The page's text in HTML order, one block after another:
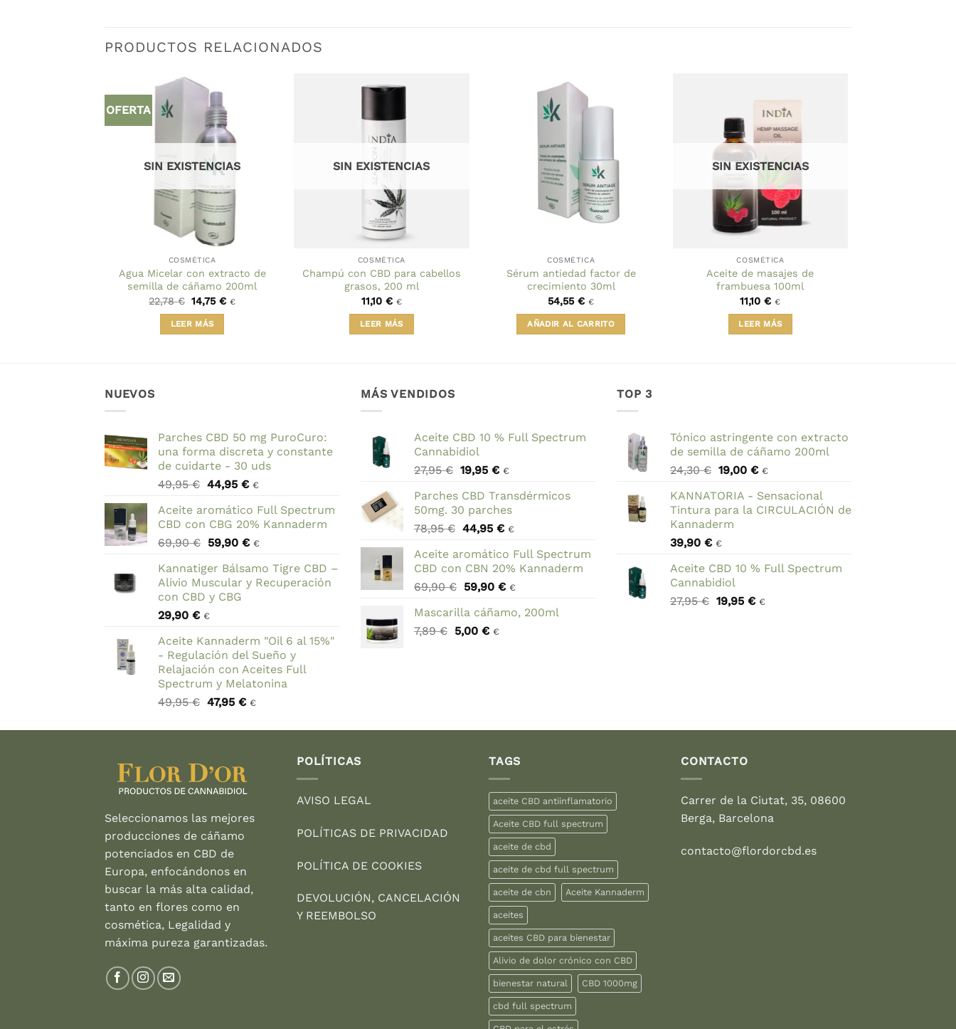
PRODUCTOS RELACIONADOS
OFERTA
SIN EXISTENCIAS
COSMÉTICA
Agua Micelar con extracto de
semilla de cáñamo 200ml
22,78€ El
original
era:
14,75€El
€
LEER MÁS
SIN EXISTENCIAS
COSMÉTICA
Champú con CBD para cabellos
grasos, 200 ml
11,10 € €
LEER MÁS
COSMÉTICA
Sérum antiedad factor de
crecimiento 30ml
54,55€ €
AÑADIR AL CARRITO
SIN EXISTENCIAS
COSMÉTICA
Aceite de masajes de
frambuesa 100ml
11,10€ €
LEER MÁS
NUEVOS
Parches CBD 50 mg PuroCuro:
una forma discreta y constante
de cuidarte - 30 uds
49,95€ El
original
era:
49,95 €.
44,95 €El
actual
es:
44,95 €.
€
Aceite aromático Full Spectrum
CBD con CBG 20% Kannaderm
69,90€ El
original
era:
69,90 €.
59,90 €El
actual
es:
€
Kannatiger Bálsamo Tigre CBD –
Alivio Muscular y Recuperación
con CBD y CBG
29,90 € €
Aceite Kannaderm "Oil 6 al 15%"
- Regulación del Sueño y
Relajación con Aceites Full
Spectrum y Melatonina
49,95€ El
original
47,95 €El
actual
€
MÁS VENDIDOS
Aceite CBD 10 % Full Spectrum
Cannabidiol
27,95€ El
original
era:
27,95 €.
19,95 €El
actual
es:
19,95 €.
€
Parches CBD Transdérmicos
50mg. 30 parches
78,95€ El
original
era:
78,95 €.
44,95 €El
actual
es:
44,95 €.
€
Aceite aromático Full Spectrum
CBD con CBN 20% Kannaderm
69,90€ El
original
era:
59,90 €El
actual
€
Mascarilla cáñamo, 200ml
7,89€ El
5,00 €El
€
TOP 3
Tónico astringente con extracto
de semilla de cáñamo 200ml
24,30€ El
original
era:
24,30 €.
19,00 €El
actual
es:
€
KANNATORIA - Sensacional
Tintura para la CIRCULACIÓN de
Kannaderm
39,90 € €
Aceite CBD 10 % Full Spectrum
Cannabidiol
27,95€ El
19,95 €El
€
Seleccionamos las mejores
producciones de cáñamo
potenciados en CBD de
Europa, enfocándonos en
buscar la más alta calidad,
tanto en flores como en
cosmética, Legalidad y
máxima pureza garantizadas.
POLÍTICAS
AVISO LEGAL
POLÍTICAS DE PRIVACIDAD
POLÍTICA DE COOKIES
DEVOLUCIÓN, CANCELACIÓN
Y REEMBOLSO
TAGS
aceite CBD antiinflamatorio
Aceite CBD full spectrum
aceite de cbd
aceite de cbd full spectrum
aceite de cbn Aceite Kannaderm
aceites
aceites CBD para bienestar
Alivio de dolor crónico con CBD
bienestar natural CBD 1000mg
cbd full spectrum
CONTACTO
Carrer de la Ciutat, 35, 08600
Berga, Barcelona
contacto@flordorcbd.es